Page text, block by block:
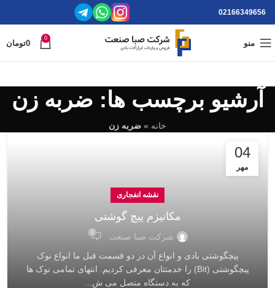
02166349656
منو
0
0تومان
آرشیو برچسب ها: ضربه زن
خانه » ضربه زن
04
مهر
نقشه انفجاری
مکانیزم پیچ گوشتی
شرکت صبا صنعت 0
پیچگوشتی بادی و انواع آن در دو قسمت قبل ما انواع نوک
پیچگوشتی (Bit) را خدمتتان معرفی کردیم. انتهای تمامی نوک ها
که به دستگاه متصل می ش...